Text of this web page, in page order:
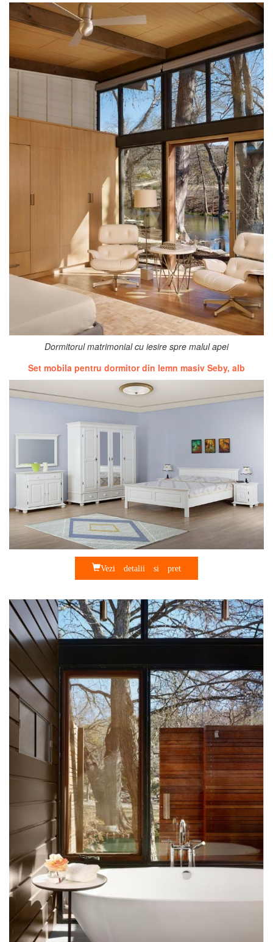
Dormitorul matrimonial cu iesire spre malul apei
Set mobila pentru dormitor din lemn masiv Seby, alb
Vezi detalii si pret